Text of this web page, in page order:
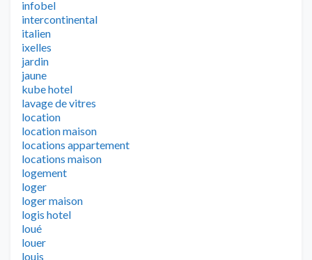
infobel
intercontinental
italien
ixelles
jardin
jaune
kube hotel
lavage de vitres
location
location maison
locations appartement
locations maison
logement
loger
loger maison
logis hotel
loué
louer
louis